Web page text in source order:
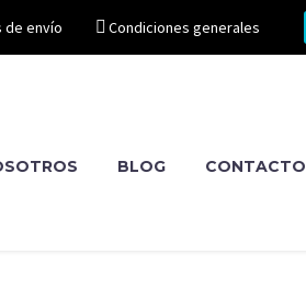
de envío Condiciones generales
BLOG CONTACTO